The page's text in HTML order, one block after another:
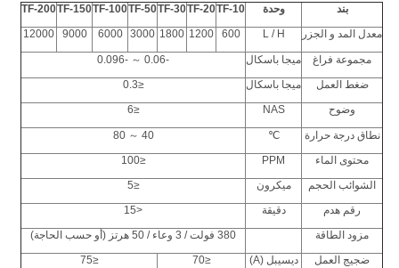
بند وحدة TF-10
TF-20
TF-30
TF-50
TF-100
TF-150
TF-200
معدل المد و الجزر
L / H
600
1200
1800
3000
6000
9000
12000
مجموعة فراغ ميجا باسكال
-0.06 ～ -0.096
ضغط العمل
ميجا باسكال
≤0.3
وضوح
NAS
≤6
نطاق درجة حرارة ℃
40 ～ 80
محتوى الماء
PPM
≤100
الشوائب الحجم
ميكرون
≤5
رقم هدم
دقيقة
<15
مزود الطاقة
380 فولت / 3 وعاء / 50 هرتز (أو حسب الحاجة)
ضجيج العمل
ديسيبل (A) ≤70
≤75